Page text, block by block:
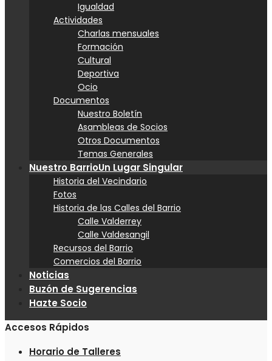
Igualdad
Actividades
Charlas mensuales
Formación
Cultural
Deportiva
Ocio
Documentos
Nuestro Boletín
Asambleas de Socios
Otros Documentos
Temas Generales
Nuestro BarrioUn Lugar Singular
Historia del Vecindario
Fotos
Historia de las Calles del Barrio
Calle Valderrey
Calle Valdesangil
Recursos del Barrio
Comercios del Barrio
Noticias
Buzón de Sugerencias
Hazte Socio
Accesos Rápidos
Horario de Talleres